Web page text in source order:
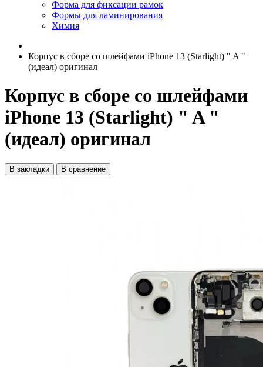
Форма для фиксации рамок
Формы для ламинирования
Химия
Корпус в сборе со шлейфами iPhone 13 (Starlight) " A "
(идеал) оригинал
Корпус в сборе со шлейфами
iPhone 13 (Starlight) " A "
(идеал) оригинал
В закладки В сравнение